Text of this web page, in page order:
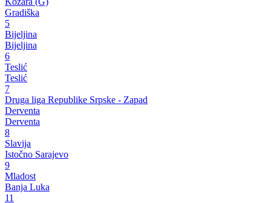
Gradiška
5
Bijeljina
Bijeljina
6
Teslić
Teslić
7
Druga liga Republike Srpske - Zapad
Derventa
Derventa
8
Slavija
Istočno Sarajevo
9
Mladost
Banja Luka
11